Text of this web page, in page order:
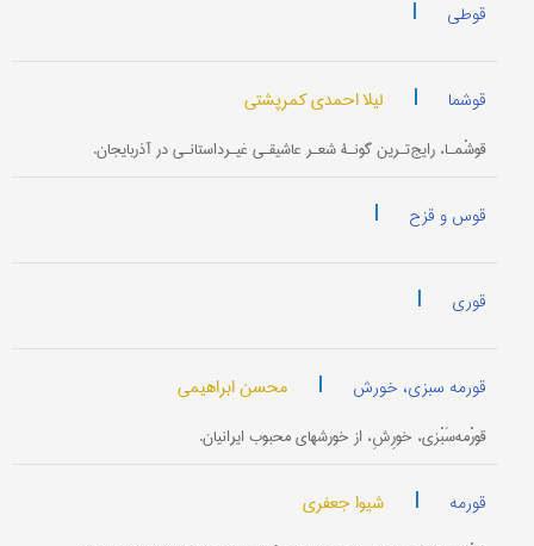
قوطی |
قوشما | لیلا احمدی کمرپشتی
قوشْمـا، رایج‌تـرین گونـۀ شعـر عاشیقـی غیـرداستانـی در آذربایجان.
قوس و قزح |
قوری |
قورمه سبزی، خورش | محسن ابراهیمی
قورْمه‌سَبْزی، خورِشِ، از خورشهای محبوب ایرانیان.
قورمه | شیوا جعفری